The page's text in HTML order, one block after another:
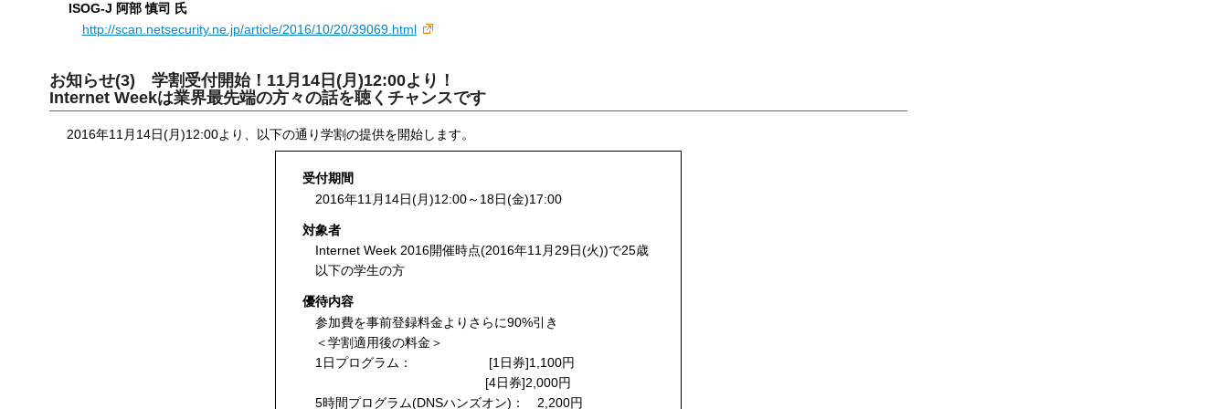
ISOG-J 阿部 慎司 氏
http://scan.netsecurity.ne.jp/article/2016/10/20/39069.html
お知らせ(3) 学割受付開始！11月14日(月)12:00より！
Internet Weekは業界最先端の方々の話を聴くチャンスです
2016年11月14日(月)12:00より、以下の通り学割の提供を開始します。
受付期間
2016年11月14日(月)12:00～18日(金)17:00
対象者
Internet Week 2016開催時点(2016年11月29日(火))で25歳
以下の学生の方
優待内容
参加費を事前登録料金よりさらに90%引き
＜学割適用後の料金＞
1日プログラム： [1日券]1,100円
[4日券]2,000円
5時間プログラム(DNSハンズオン)： 2,200円